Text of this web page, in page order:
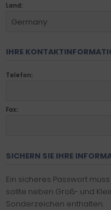
Land:
Germany
IHRE
Telefon:
Fax:
SICHERN SIE IHRE
Ein sicheres Passwort
sollte neben Groß- und
Sonderzeichen enthalten.